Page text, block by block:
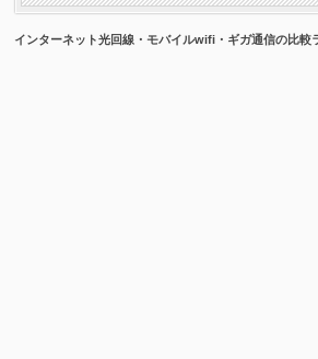
インターネット光回線・モバイルwifi・ギガ通信の比較